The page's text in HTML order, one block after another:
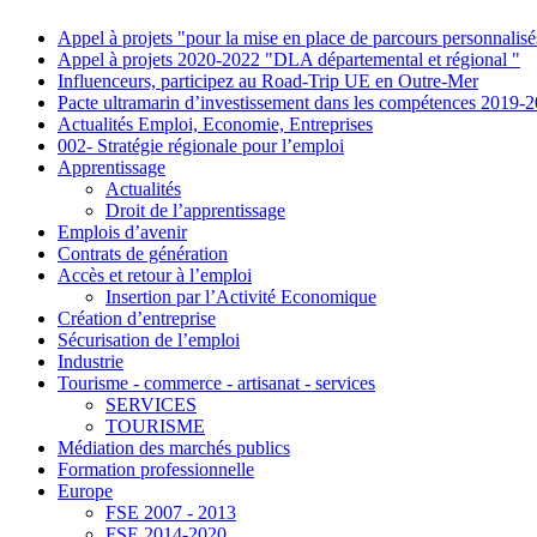
Appel à projets "pour la mise en place de parcours
Appel à projets 2020-2022 "DLA départemental et régional "
Influenceurs, participez au Road-Trip UE en Outre-Mer
Pacte ultramarin d’investissement dans les compétences 2019-
Actualités Emploi, Economie, Entreprises
002- Stratégie régionale pour l’emploi
Apprentissage
Actualités
Droit de l’apprentissage
Emplois d’avenir
Contrats de génération
Accès et retour à l’emploi
Insertion par l’Activité Economique
Création d’entreprise
Sécurisation de l’emploi
Industrie
Tourisme - commerce - artisanat - services
SERVICES
TOURISME
Médiation des marchés publics
Formation professionnelle
Europe
FSE 2007 - 2013